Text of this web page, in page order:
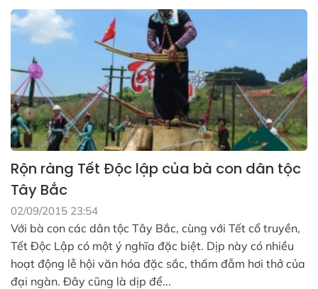
Rộn ràng Tết Độc lập của bà con dân tộc
Tây Bắc
02/09/2015 23:54
Với bà con các dân tộc Tây Bắc, cùng với Tết cổ truyền,
Tết Độc Lập có một ý nghĩa đặc biệt. Dịp này có nhiều
hoạt động lễ hội văn hóa đặc sắc, thấm đẫm hơi thở của
đại ngàn. Đây cũng là dịp để...